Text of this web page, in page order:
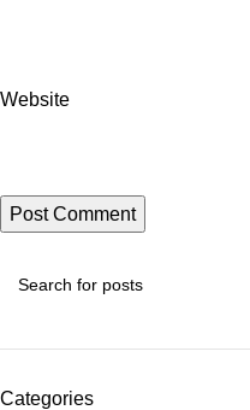
Website
Categories